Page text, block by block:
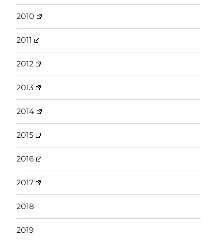
2010
2011
2012
2013
2014
2015
2016
2017
2018
2019